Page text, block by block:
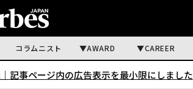
コラムニスト AWARD CAREER
記事ページ内の広告表示を最小限にしました